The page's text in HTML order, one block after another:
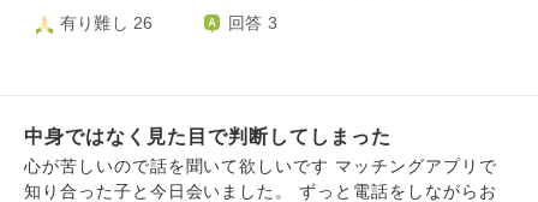
続き中で、過去にはDV被害によるトラウマもあります。最
近は体調も悪く、岩手から千葉に出てきて生活している人で
ば、彼女を本当に深く愛していたというより、自分の孤独を
埋めるために頼っていた面もあったと思います。 交際は約2
年続きましたが、彼女の経済苦から、私がお金の援助やデー
有り難し 26 回答 3
中身ではなく見た目で判断してしまった
心が苦しいので話を聞いて欲しいです マッチングアプリで
知り合った子と今日会いました。 ずっと電話をしながらお